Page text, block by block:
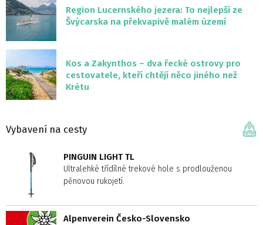
Region Lucernského jezera: To nejlepší ze
Švýcarska na překvapivě malém území
Kos a Zakynthos – dva řecké ostrovy pro
cestovatele, kteří chtějí něco jiného než
Krétu
Vybavení na cesty
PINGUIN LIGHT TL
Ultralehké třídílné trekové hole s prodlouženou
pěnovou rukojetí.
Alpenverein Česko-Slovensko